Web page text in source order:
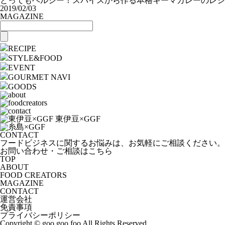
2019/02/03
MAGAZINE
RECIPE
STYLE&FOOD
EVENT
GOURMET NAVI
GOODS
CONTACT
フードビジネスに関するお悩みは、お気軽にご相談ください。
お問い合わせ・ご相談はこちら
TOP
ABOUT
FOOD CREATORS
MAGAZINE
CONTACT
運営会社
免責事項
プライバシーポリシー
Copyright © goo goo foo All Rights Reserved.